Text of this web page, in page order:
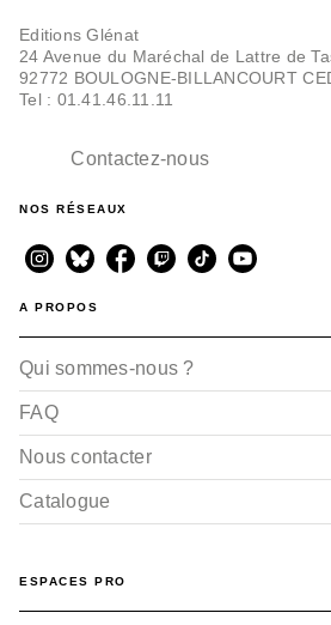
Editions Glénat
24 Avenue du Maréchal de Lattre de
92772 BOULOGNE-BILLANCOURT
Tel : 01.41.46.11.11
Contactez-nous
NOS RÉSEAUX
A PROPOS
Qui sommes-nous ?
FAQ
Nous contacter
Catalogue
ESPACES PRO